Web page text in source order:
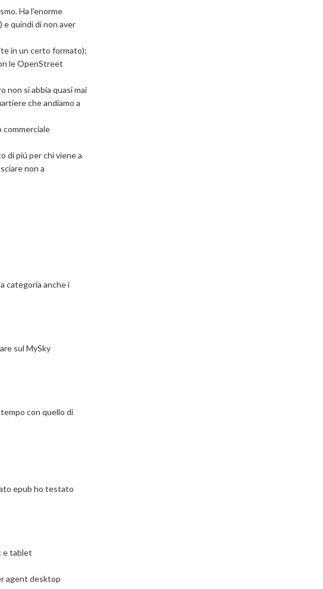
Ha l’enorme
) e quindi di non aver
in un certo formato);
le OpenStreet
non si abbia quasi mai
che andiamo a
commerciale
di piú per chi viene a
non a
categoria anche i
sul MySky
con quello di
epub ho testato
e tablet
agent desktop